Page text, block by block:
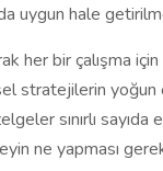
uygun hale
bir çalışma için
stratejilerin yoğun
sınırlı
ne yapması